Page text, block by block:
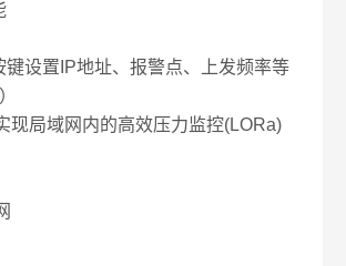
键设置 IP地址、报警点、上发频率等
）
现局域网内的高效压力监控(LORa)